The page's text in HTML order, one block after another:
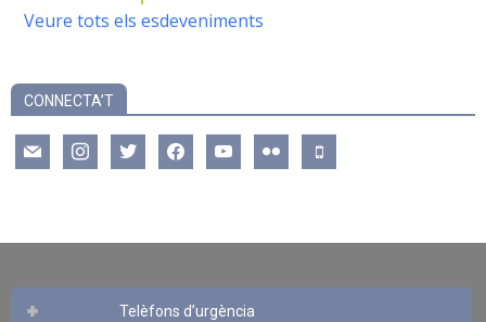
Veure tots els esdeveniments
CONNECTA’T
mail instagramtwitter facebookyoutube flickr mobile
Telèfons d’urgència